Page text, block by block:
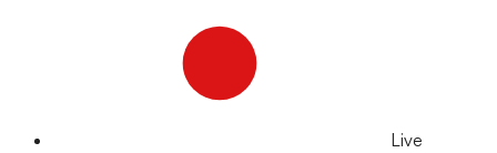
Live